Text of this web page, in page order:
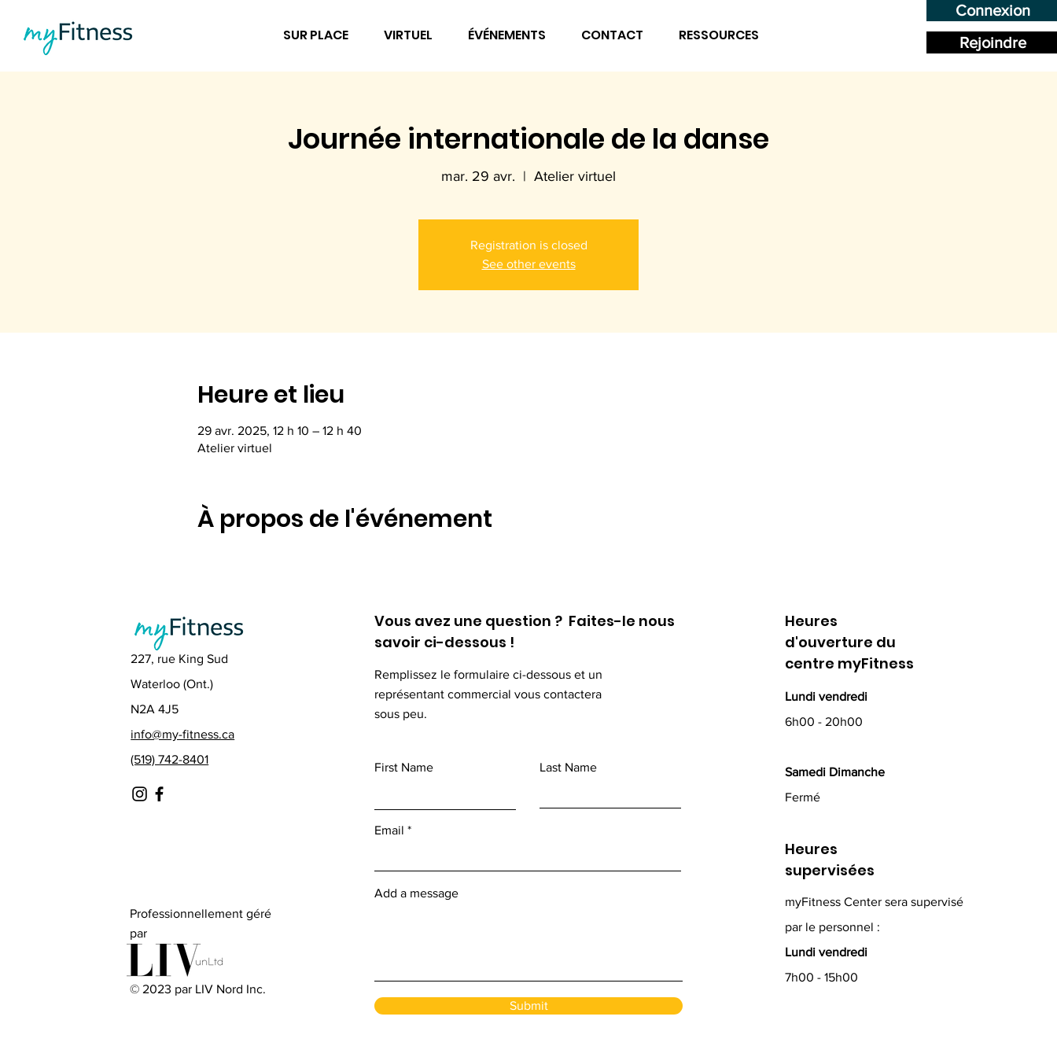
Rejoindre
Connexion
SUR PLACE VIRTUEL ÉVÉNEMENTS CONTACT RESSOURCES
Journée internationale de la danse
mar. 29 avr.
  |
Atelier virtuel
Registration is closed
See other events
Heure et lieu
29 avr. 2025, 12 h 10 – 12 h 40
Atelier virtuel
À propos de l'événement
227, rue King Sud
Waterloo (Ont.)
N2A 4J5
info@my-fitness.ca
(519) 742-8401
Professionnellement géré
par
© 2023 par LIV Nord Inc.
Vous avez une question ? Faites-le nous
savoir ci-dessous !
Remplissez le formulaire ci-dessous et un
représentant commercial vous contactera
sous peu.
First Name Last Name
Email
Add a message
Submit
Heures
d'ouverture du
centre myFitness
Lundi vendredi
6h00 - 20h00
Samedi Dimanche
Fermé
Heures
supervisées
myFitness Center sera supervisé
par le personnel :
Lundi vendredi
7h00 - 15h00